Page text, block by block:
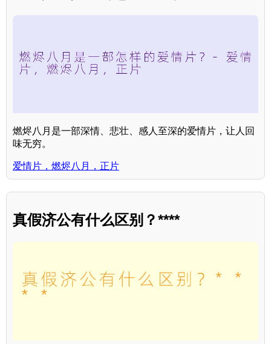
燃烬八月是一部深情、悲壮、感人至深的爱情片，让人回
味无穷。
爱情片，燃烬八月，正片
真假济公有什么区别？****